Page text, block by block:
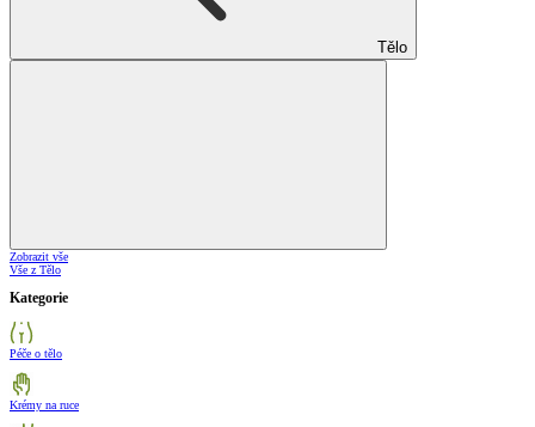
Tělo
Zobrazit vše
Vše z Tělo
Kategorie
Péče o tělo
Krémy na ruce